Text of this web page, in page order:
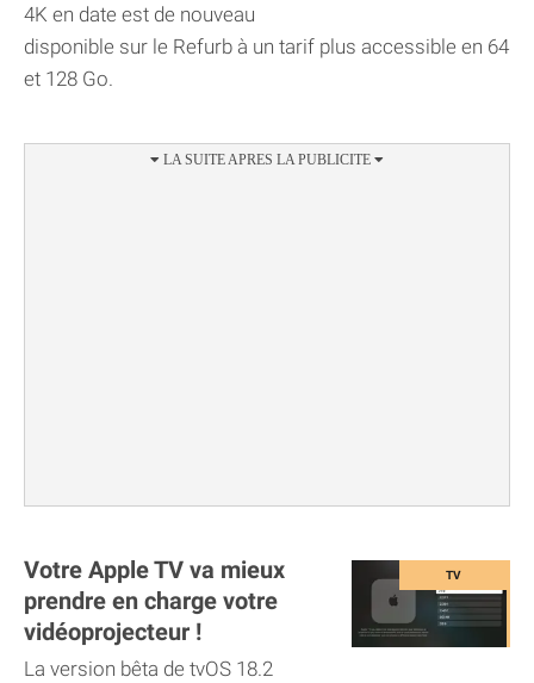
4K en date est de nouveau
disponible sur le Refurb à un tarif plus accessible en 64
et 128 Go.
Votre Apple TV va mieux
prendre en charge votre
vidéoprojecteur !
La version bêta de tvOS 18.2